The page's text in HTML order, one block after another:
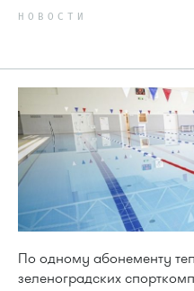
НОВОСТИ
По одному абонементу
зеленоградских